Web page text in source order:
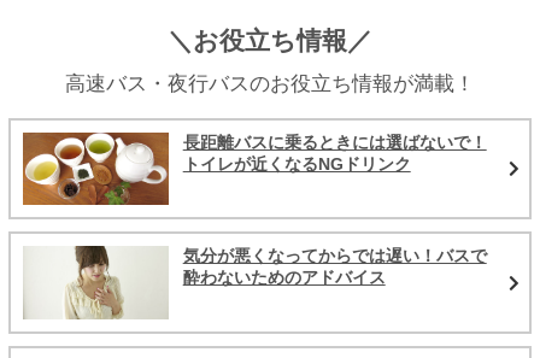
＼お役立ち情報／
高速バス・夜行バスのお役立ち情報が満載！
長距離バスに乗るときには選ばないで！
トイレが近くなるNGドリンク
気分が悪くなってからでは遅い！バスで
酔わないためのアドバイス